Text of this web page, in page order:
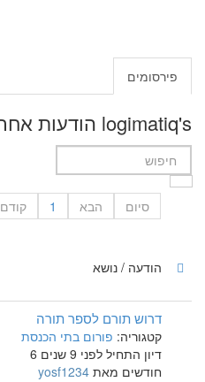
פירסומים
logimatiq's הודעות אחרונות
קודם 1 הבא
סיום
הודעה / נושא
דרוש תורם לספר תורה
קטגוריה: פורום בתי הכנסת
דיון התחיל לפני 9 שנים 6
חודשים מאת yosf1234